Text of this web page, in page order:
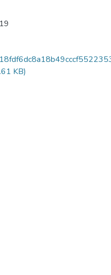
KB)